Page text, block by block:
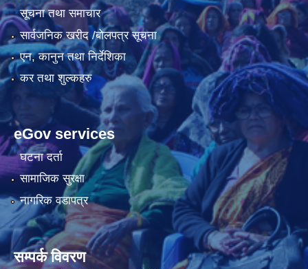
सूचना तथा समाचार
सार्वजनिक खरीद /बोलपत्र सूचना
एन, कानुन तथा निर्देशिका
कर तथा शुल्कहरु
eGov services
घटना दर्ता
सामाजिक सुरक्षा
नागरिक वडापत्र
सम्पर्क विवरण